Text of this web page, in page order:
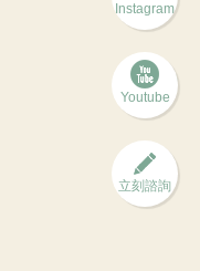
Instagram
Youtube
立刻諮詢